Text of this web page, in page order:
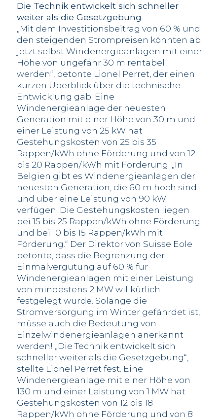
Die Technik entwickelt sich schneller
weiter als die Gesetzgebung
„Mit dem Investitionsbeitrag von 60 % und
den steigenden Strompreisen könnten ab
jetzt selbst Windenergieanlagen mit einer
Höhe von ungefähr 30 m rentabel
werden“, betonte Lionel Perret, der einen
kurzen Überblick über die technische
Entwicklung gab: Eine
Windenergieanlage der neuesten
Generation mit einer Höhe von 30 m und
einer Leistung von 25 kW hat
Gestehungskosten von 25 bis 35
Rappen/kWh ohne Förderung und von 12
bis 20 Rappen/kWh mit Förderung. „In
Belgien gibt es Windenergieanlagen der
neuesten Generation, die 60 m hoch sind
und über eine Leistung von 90 kW
verfügen. Die Gestehungskosten liegen
bei 15 bis 25 Rappen/kWh ohne Förderung
und bei 10 bis 15 Rappen/kWh mit
Förderung.“ Der Direktor von Suisse Eole
betonte, dass die Begrenzung der
Einmalvergütung auf 60 % für
Windenergieanlagen mit einer Leistung
von mindestens 2 MW willkürlich
festgelegt wurde. Solange die
Stromversorgung im Winter gefährdet ist,
müsse auch die Bedeutung von
Einzelwindenergieanlagen anerkannt
werden! „Die Technik entwickelt sich
schneller weiter als die Gesetzgebung“,
stellte Lionel Perret fest. Eine
Windenergieanlage mit einer Höhe von
130 m und einer Leistung von 1 MW hat
Gestehungskosten von 12 bis 18
Rappen/kWh ohne Förderung und von 8